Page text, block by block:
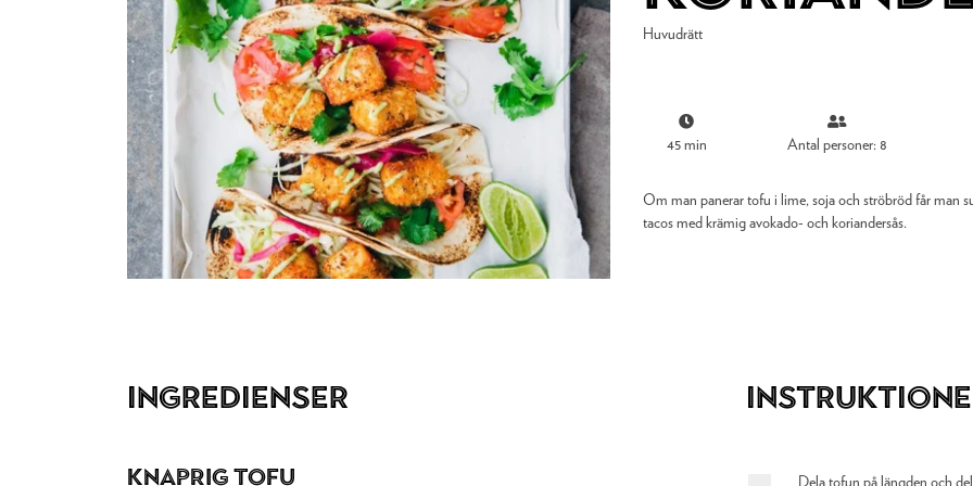
Huvudrätt
45 min Antal personer: 8
Om man panerar tofu i lime, soja och ströbröd får man
tacos med krämig avokado- och koriandersås.
Ingredienser
Knaprig Tofu Dela tofun på längden och